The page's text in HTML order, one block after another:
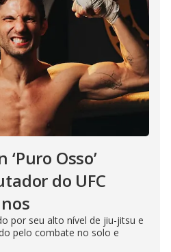
Osso’
do UFC
por seu alto nível de jiu-jitsu e
pelo combate no solo e